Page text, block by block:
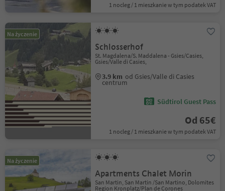
1 nocleg / 1 mieszkanie w tym podatek VAT
Na życzenie
Schlosserhof
St. Magdalena/S. Maddalena - Gsies/Casies,
Gsies/Valle di Casies,
3.9 km od Gsies/Valle di Casies
centrum
Südtirol Guest Pass
Od 65€
1 nocleg / 1 mieszkanie w tym podatek VAT
Na życzenie
Apartments Chalet Morin
San Martin, San Martin /San Martino, Dolomites
Region Kronplatz/Plan de Corones